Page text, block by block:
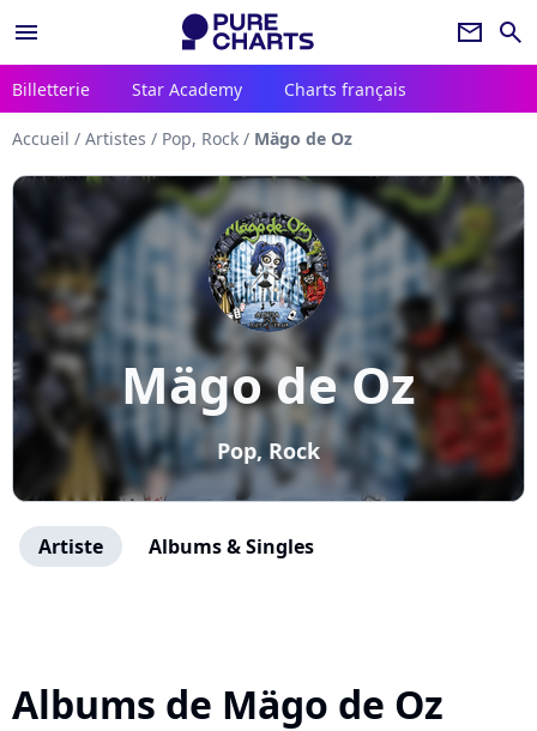
menu newsletter search
Billetterie Star Academy Charts français
Accueil / Artistes / Pop, Rock / Mägo de Oz
Mägo de Oz
Pop, Rock
Artiste Albums & Singles
Albums de Mägo de Oz